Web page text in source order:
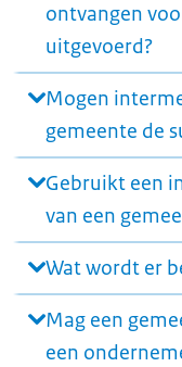
ontvangen
uitgevoerd?
Mogen
gemeente de
Gebruikt een
van een
Wat wordt er
Mag een
een